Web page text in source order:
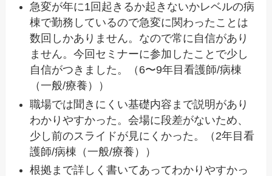
急変が年に1回起きるか起きないかレベルの病
棟で勤務しているので急変に関わったことは
数回しかありません。なので常に自信があり
ません。今回セミナーに参加したことで少し
自信がつきました。（6〜9年目看護師/病棟
（一般/療養））
職場では聞きにくい基礎内容まで説明があり
わかりやすかった。会場に段差がないため、
少し前のスライドが見にくかった。（2年目看
護師/病棟（一般/療養））
根拠まで詳しく書いてあってわかりやすかっ